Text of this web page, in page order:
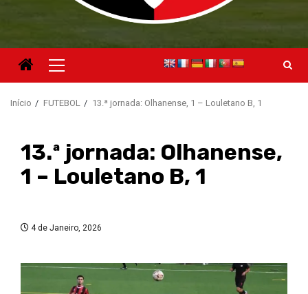
Menu
principal
Início FUTEBOL 13.ª jornada: Olhanense, 1 – Louletano B, 1
13.ª jornada: Olhanense,
1 – Louletano B, 1
4 de Janeiro, 2026